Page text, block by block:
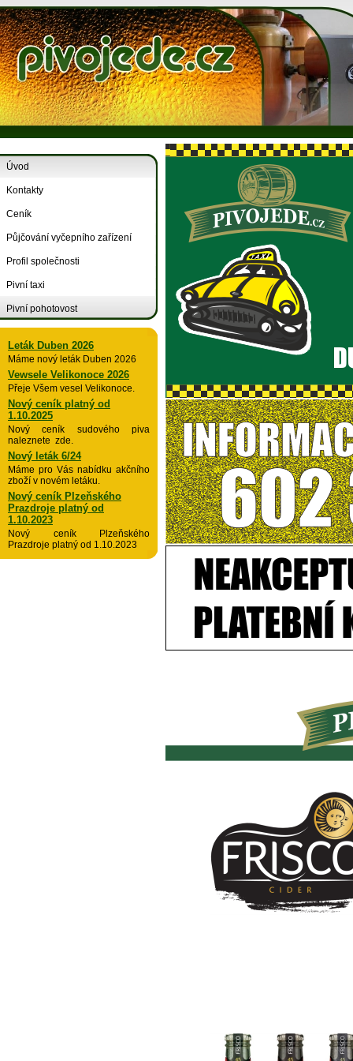
Úvod
Kontakty
Ceník
Půjčování vyčepního zařízení
Profil společnosti
Pivní taxi
Pivní pohotovost
Leták Duben 2026
Máme nový leták Duben 2026
Vewsele Velikonoce 2026
Přeje Všem vesel Velikonoce.
Nový ceník platný od
1.10.2025
Nový ceník sudového piva
naleznete zde.
Nový leták 6/24
Máme pro Vás nabídku akčního
zboží v novém letáku.
Nový ceník Plzeňského
Prazdroje platný od
1.10.2023
Nový ceník Plzeňského
Prazdroje platný od 1.10.2023